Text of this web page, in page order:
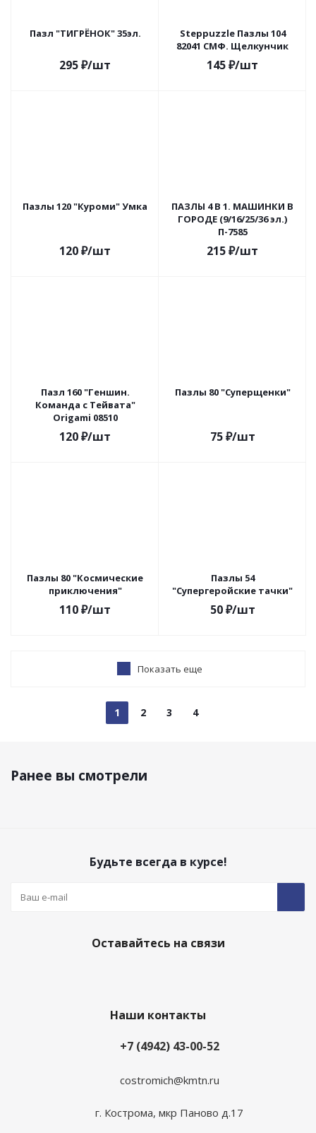
Пазл "ТИГРЁНОК" 35эл.
295₽/шт
Steppuzzle Пазлы 104
82041 СМФ. Щелкунчик
145₽/шт
Пазлы 120 "Куроми" Умка
120₽/шт
ПАЗЛЫ 4 В 1. МАШИНКИ В
ГОРОДЕ (9/16/25/36 эл.)
П-7585
215₽/шт
Пазл 160 "Геншин.
Команда с Тейвата"
Origami 08510
120₽/шт
Пазлы 80 "Суперщенки"
75₽/шт
Пазлы 80 "Космические
приключения"
110₽/шт
Пазлы 54
"Супергеройские тачки"
50₽/шт
Показать еще
1 2 3 4
Ранее вы смотрели
Будьте всегда в курсе!
Оставайтесь на связи
Наши контакты
+7 (4942) 43-00-52
costromich@kmtn.ru
г. Кострома, мкр Паново д.17